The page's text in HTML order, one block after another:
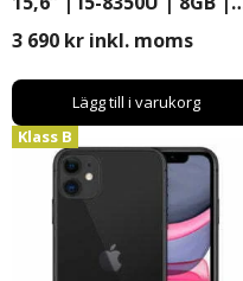
Pro
3 690 kr inkl. moms
Lägg till i varukorg
Klass B